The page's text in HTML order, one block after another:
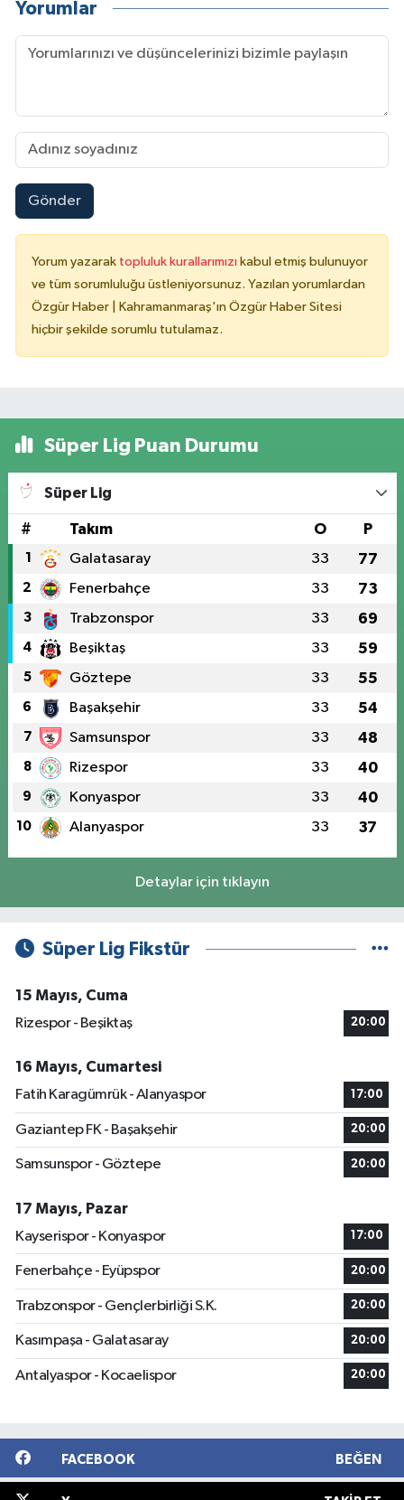
Yorumlar
Gönder
Yorum yazarak topluluk kurallarımızı kabul etmiş bulunuyor
ve tüm sorumluluğu üstleniyorsunuz. Yazılan yorumlardan
Özgür Haber | Kahramanmaraş'ın Özgür Haber Sitesi
hiçbir şekilde sorumlu tutulamaz.
Süper Lig Puan Durumu
Süper Lig
# Takım O P
1 Galatasaray 33 77
2 Fenerbahçe 33 73
3 Trabzonspor 33 69
4 Beşiktaş 33 59
5 Göztepe 33 55
6 Başakşehir 33 54
7 Samsunspor 33 48
8 Rizespor 33 40
9 Konyaspor 33 40
10 Alanyaspor 33 37
Detaylar için tıklayın
Süper Lig Fikstür
15 Mayıs, Cuma
Rizespor - Beşiktaş
20:00
16 Mayıs, Cumartesi
Fatih Karagümrük - Alanyaspor
17:00
Gaziantep FK - Başakşehir 20:00
Samsunspor - Göztepe 20:00
17 Mayıs, Pazar
Kayserispor - Konyaspor
17:00
Fenerbahçe - Eyüpspor 20:00
Trabzonspor - Gençlerbirliği S.K. 20:00
Kasımpaşa - Galatasaray 20:00
Antalyaspor - Kocaelispor 20:00
FACEBOOK BEĞEN